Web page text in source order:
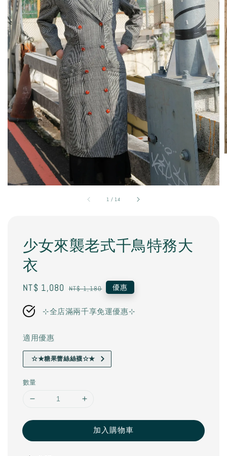
1 / 14
少女來襲老式千鳥特務大
衣
Sale
NT$ 1,080 Regular
NT$ 1,180 優惠
⊹全店滿兩千享免運優惠⊹
適用優惠
☆★糖果蕾絲絲襪☆★
數量
加入購物車